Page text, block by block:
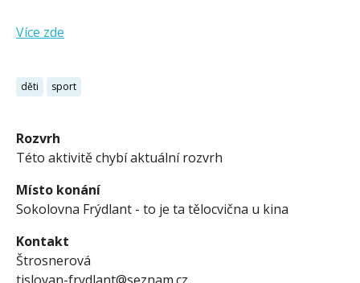
Více zde
děti sport
Rozvrh
Této aktivitě chybí aktuální rozvrh
Místo konání
Sokolovna Frýdlant - to je ta tělocvična u kina
Kontakt
Štrosnerová